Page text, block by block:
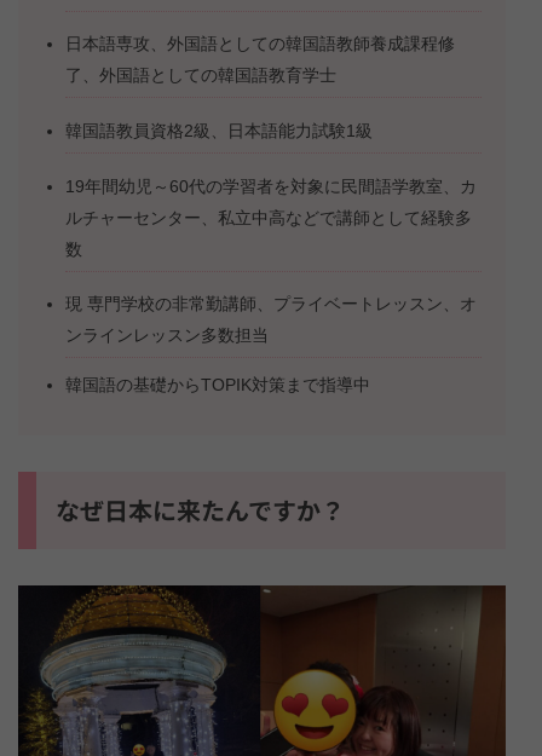
日本語専攻、外国語としての韓国語教師養成課程修
了、外国語としての韓国語教育学士
韓国語教員資格2級、日本語能力試験1級
19年間幼児～60代の学習者を対象に民間語学教室、カ
ルチャーセンター、私立中高などで講師として経験多
数
現 専門学校の非常勤講師、プライベートレッスン、オ
ンラインレッスン多数担当
韓国語の基礎からTOPIK対策まで指導中
なぜ日本に来たんですか？